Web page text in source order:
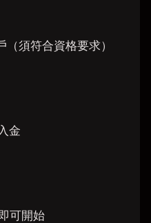
（須符合資格要求）
金
可開始